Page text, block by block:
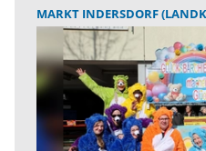
MARKT INDERSDORF